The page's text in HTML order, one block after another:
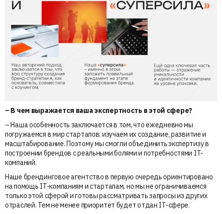
– В чем выражается ваша экспертность в этой сфере?
– Наша особенность заключается в том, что ежедневно мы
погружаемся в мир стартапов: изучаем их создание, развитие и
масштабирование. Поэтому мы смогли объединить экспертизу в
построении брендов с реальными болями и потребностями IT-
компаний.
Наше брендинговое агентство в первую очередь ориентировано
на помощь IT-компаниям и стартапам, но мы не ограничиваемся
только этой сферой и готовы рассматривать запросы из других
отраслей. Тем не менее приоритет будет отдан IT-сфере.